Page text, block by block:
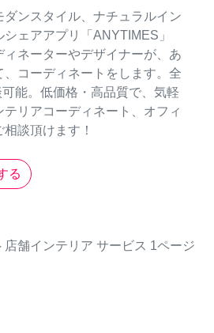
ンスタイル、ナチュラルイン
ェアアプリ「ANYTIMES」
ネーターやデザイナーが、あ
、コーディネートをします。全
能。低価格・高品質で、気軽
リアコーディネート、オフィ
談頂けます！
る
店舗インテリア サービス 1ページ